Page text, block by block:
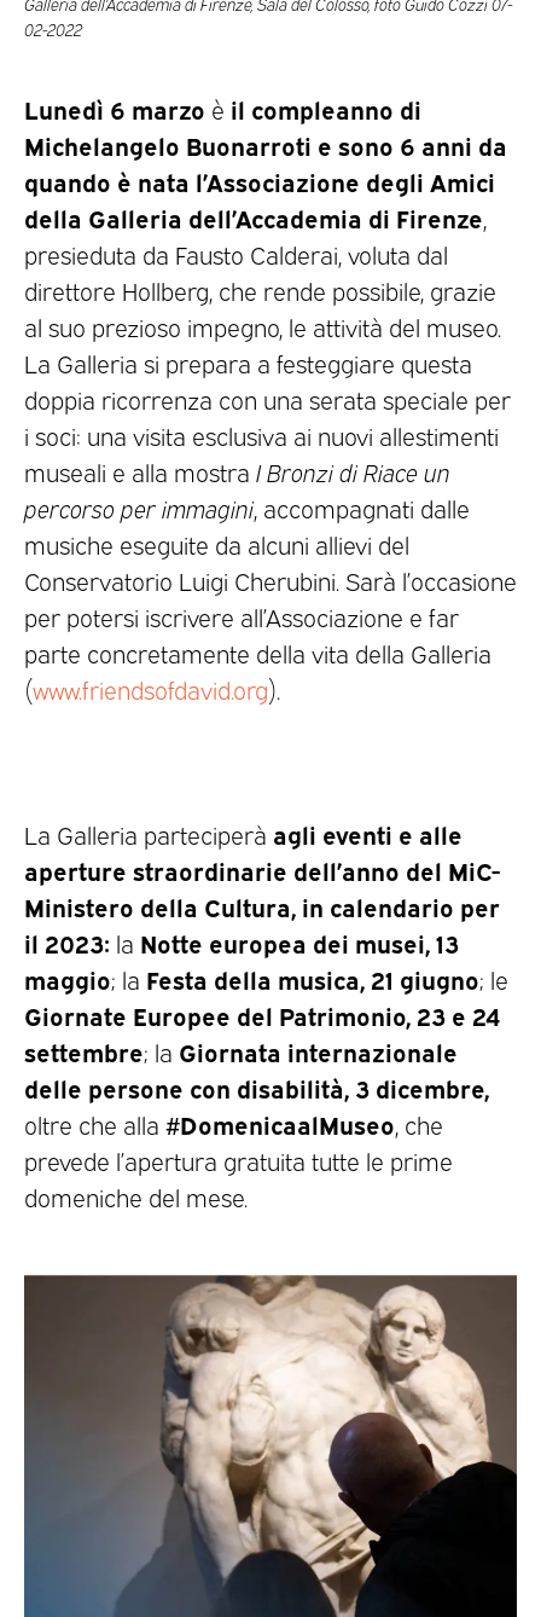
02-2022
Lunedì 6 marzo è il compleanno di
Michelangelo Buonarroti e sono 6 anni da
quando è nata l’Associazione degli Amici
della Galleria dell’Accademia di Firenze
presieduta da Fausto Calderai, voluta dal
direttore Hollberg, che rende possibile, grazie
al suo prezioso impegno, le attività del museo.
La Galleria si prepara a festeggiare questa
doppia ricorrenza con una serata speciale per
i soci: una visita esclusiva ai nuovi allestimenti
museali e alla mostra I Bronzi di Riace un
percorso per immagini, accompagnati dalle
musiche eseguite da alcuni allievi del
Conservatorio Luigi Cherubini. Sarà l’occasione
per potersi iscrivere all’Associazione e far
parte concretamente della vita della Galleria
(www.friendsofdavid.org).
La Galleria parteciperà agli eventi e alle
aperture straordinarie dell’anno del MiC-
Ministero della Cultura, in calendario per
il 2023: la Notte europea dei musei, 13
maggio; la Festa della musica, 21 giugno; le
Giornate Europee del Patrimonio, 23 e 24
settembre; la Giornata internazionale
delle persone con disabilità, 3 dicembre,
oltre che alla #DomenicaalMuseo , che
prevede l’apertura gratuita tutte le prime
domeniche del mese.